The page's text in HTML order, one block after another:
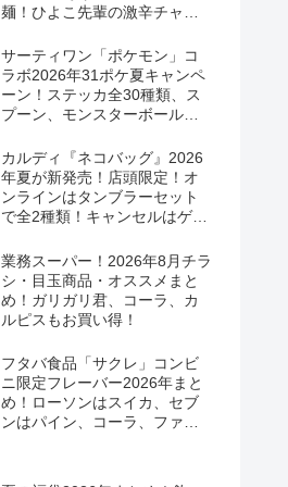
プなどで！クーラーバッグ
麺！ひよこ先輩の激辛チャレ
ェアが開催！
サーティワン「ポケモン」コ
ラボ2026年31ポケ夏キャンペ
ーン！ステッカ全30種類、ス
プーン、モンスターボール型
限定メニューも！口コミ、売
り切れまとめ！
カルディ『ネコバッグ』2026
年夏が新発売！店頭限定！オ
ンラインはタンブラーセット
で全2種類！キャンセルはゲリ
業務スーパー！2026年8月チラ
シ・目玉商品・オススメまと
め！ガリガリ君、コーラ、カ
ルピスもお買い得！
フタバ食品「サクレ」コンビ
ニ限定フレーバー2026年まと
め！ローソンはスイカ、セブ
ンはパイン、コーラ、ファミ